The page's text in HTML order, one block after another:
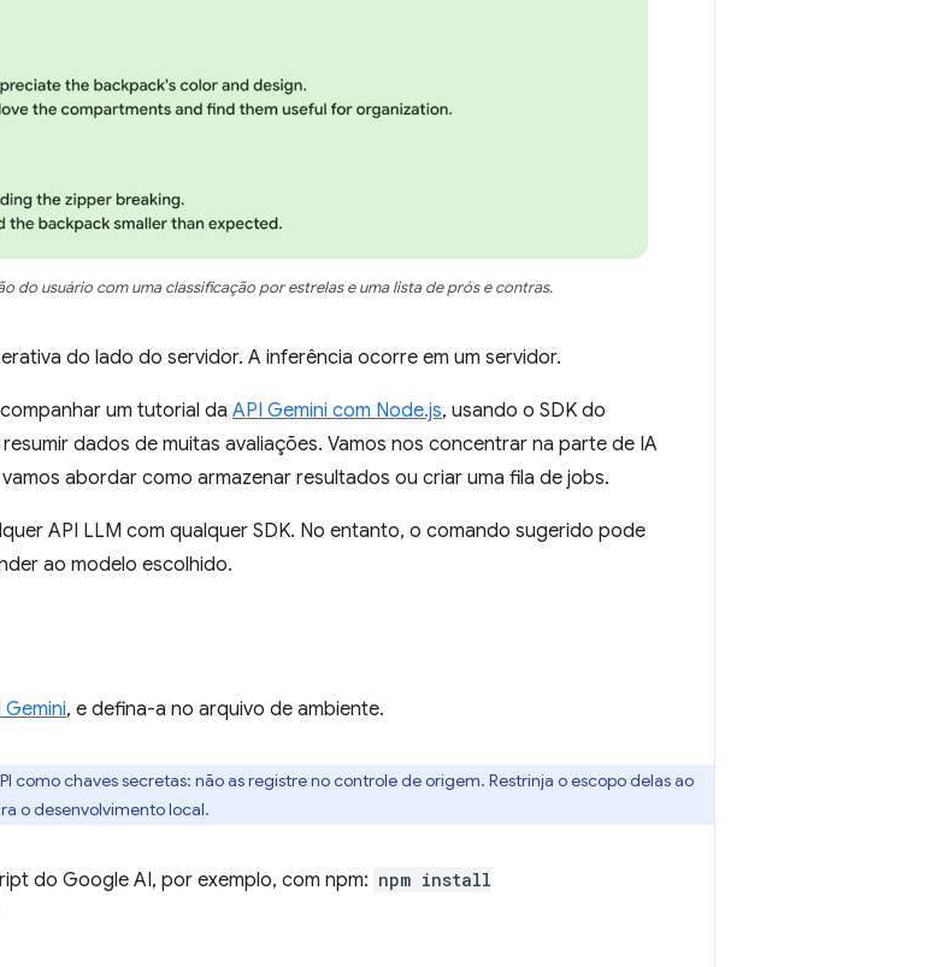
do usuário com uma classificação por estrelas e uma lista de prós e contras.
do lado do servidor. A inferência ocorre em um servidor.
um tutorial da API Gemini com Node.js, usando o SDK do
dados de muitas avaliações. Vamos nos concentrar na parte de IA
abordar como armazenar resultados ou criar uma fila de jobs.
API LLM com qualquer SDK. No entanto, o comando sugerido pode
ao modelo escolhido.
, e defina-a no arquivo de ambiente.
como chaves secretas: não as registre no controle de origem. Restrinja o escopo delas ao
o desenvolvimento local.
do Google AI, por exemplo, com npm: npm install